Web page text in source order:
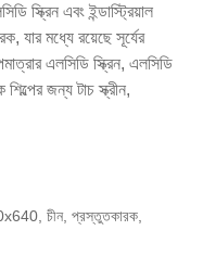
স্ক্রিন এবং ইন্ডাস্ট্রিয়াল
যার মধ্যে রয়েছে সূর্যের
এলসিডি স্ক্রিন, এলসিডি
শিল্পের জন্য টাচ স্ক্রীন,
চীন, প্রস্তুতকারক,